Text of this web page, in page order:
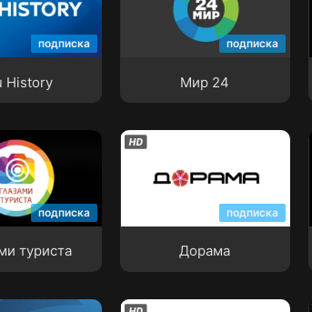
подписка
History
подписка
Мир 24
подписка
туриста
подписка
Дорама